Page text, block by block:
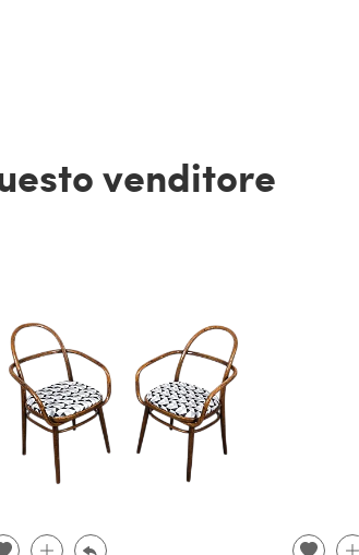
venditore